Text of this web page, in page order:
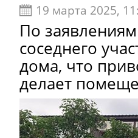
19 марта 2025,
По
соседнего
дома, что
делает